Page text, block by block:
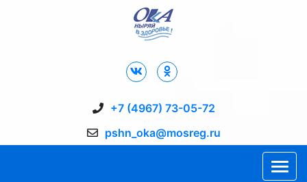
+7 (4967) 73-05-72
pshn_oka@mosreg.ru